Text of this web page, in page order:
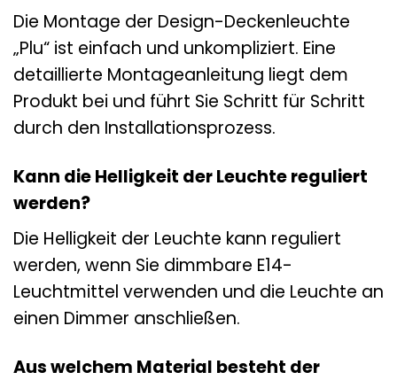
Die Montage der Design-Deckenleuchte
„Plu“ ist einfach und unkompliziert. Eine
detaillierte Montageanleitung liegt dem
Produkt bei und führt Sie Schritt für Schritt
durch den Installationsprozess.
Kann die Helligkeit der Leuchte reguliert
werden?
Die Helligkeit der Leuchte kann reguliert
werden, wenn Sie dimmbare E14-
Leuchtmittel verwenden und die Leuchte an
einen Dimmer anschließen.
Aus welchem Material besteht der